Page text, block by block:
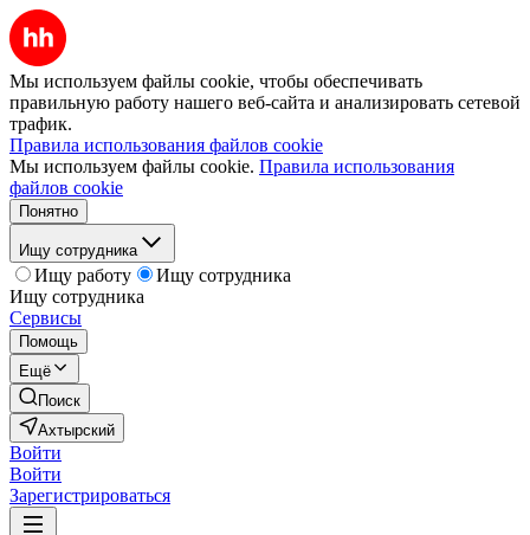
Мы используем файлы cookie, чтобы обеспечивать
правильную работу нашего веб-сайта и анализировать сетевой
трафик.
Правила использования файлов cookie
Мы используем файлы cookie. Правила использования
файлов cookie
Понятно
Ищу сотрудника
Ищу работу
Ищу сотрудника
Ищу сотрудника
Сервисы
Помощь
Ещё
Поиск
Ахтырский
Войти
Войти
Зарегистрироваться